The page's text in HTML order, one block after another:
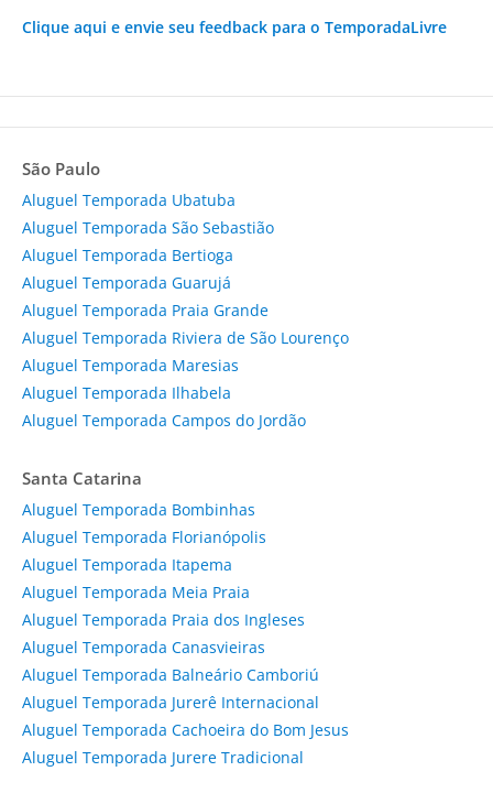
Clique aqui e envie seu feedback para o TemporadaLivre
São Paulo
Aluguel Temporada Ubatuba
Aluguel Temporada São Sebastião
Aluguel Temporada Bertioga
Aluguel Temporada Guarujá
Aluguel Temporada Praia Grande
Aluguel Temporada Riviera de São Lourenço
Aluguel Temporada Maresias
Aluguel Temporada Ilhabela
Aluguel Temporada Campos do Jordão
Santa Catarina
Aluguel Temporada Bombinhas
Aluguel Temporada Florianópolis
Aluguel Temporada Itapema
Aluguel Temporada Meia Praia
Aluguel Temporada Praia dos Ingleses
Aluguel Temporada Canasvieiras
Aluguel Temporada Balneário Camboriú
Aluguel Temporada Jurerê Internacional
Aluguel Temporada Cachoeira do Bom Jesus
Aluguel Temporada Jurere Tradicional